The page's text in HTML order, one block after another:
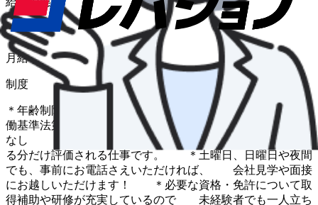
月給
給与
月給 180,000円〜
制度
＊年齢制限１８歳以上の事由：深夜業務があるため （労
働基準法第６１条：２２時〜５時） ＊駐車場自己負担額
なし ＊最高給与は月給３０万円以上！ 頑張れば頑張
る分だけ評価される仕事です。 ＊土曜日、日曜日や夜間
でも、事前にお電話さえいただければ、 会社見学や面接
にお越しいただけます！ ＊必要な資格・免許について取
得補助や研修が充実しているので 未経験者でも一人立ち